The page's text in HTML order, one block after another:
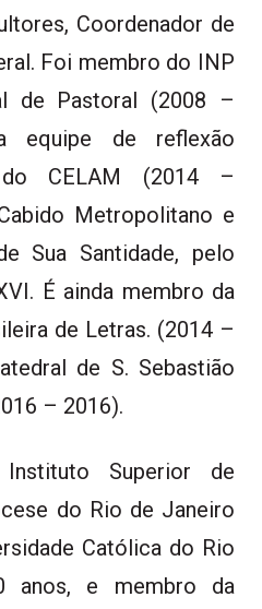
Coordenador de
Foi membro do INP
de Pastoral (2008 –
equipe de reflexão
do CELAM (2014 –
Metropolitano e
Sua Santidade, pelo
É ainda membro da
de Letras. (2014 –
de S. Sebastião
– 2016).
Superior de
do Rio de Janeiro
Católica do Rio
anos, e membro da